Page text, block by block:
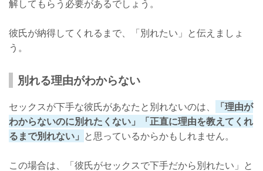
解してもらう必要があるでしょう。
彼氏が納得してくれるまで、「別れたい」と伝えましょ
う。
別れる理由がわからない
セックスが下手な彼氏があなたと別れないのは、
「理由が
わからないのに別れたくない」「正直に理由を教えてくれ
るまで別れない」 と思っているからかもしれません。
この場合は、「彼氏がセックスで下手だから別れたい」と